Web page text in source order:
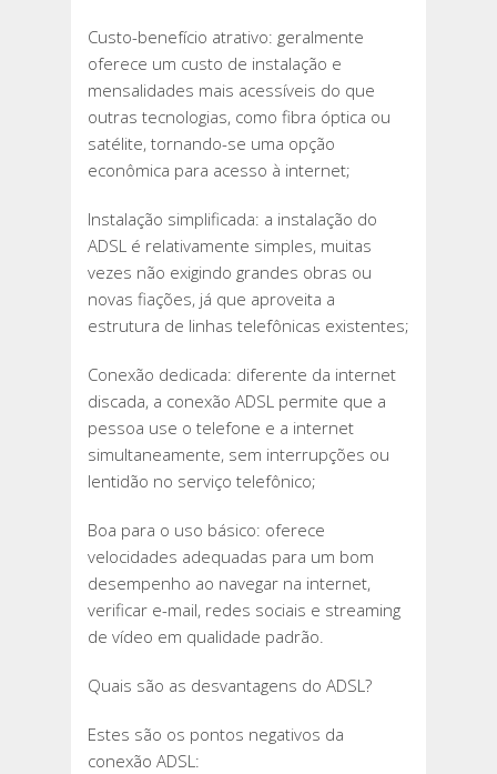
Custo-benefício atrativo: geralmente
oferece um custo de instalação e
mensalidades mais acessíveis do que
outras tecnologias, como fibra óptica ou
satélite, tornando-se uma opção
econômica para acesso à internet;
Instalação simplificada: a instalação do
ADSL é relativamente simples, muitas
vezes não exigindo grandes obras ou
novas fiações, já que aproveita a
estrutura de linhas telefônicas existentes;
Conexão dedicada: diferente da internet
discada, a conexão ADSL permite que a
pessoa use o telefone e a internet
simultaneamente, sem interrupções ou
lentidão no serviço telefônico;
Boa para o uso básico: oferece
velocidades adequadas para um bom
desempenho ao navegar na internet,
verificar e-mail, redes sociais e streaming
de vídeo em qualidade padrão.
Quais são as desvantagens do ADSL?
Estes são os pontos negativos da
conexão ADSL: